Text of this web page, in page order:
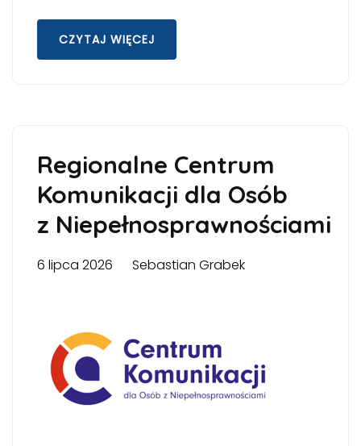
CZYTAJ WIĘCEJ
Regionalne Centrum
Komunikacji dla Osób
z Niepełnosprawnościami
6 lipca 2026 Sebastian Grabek